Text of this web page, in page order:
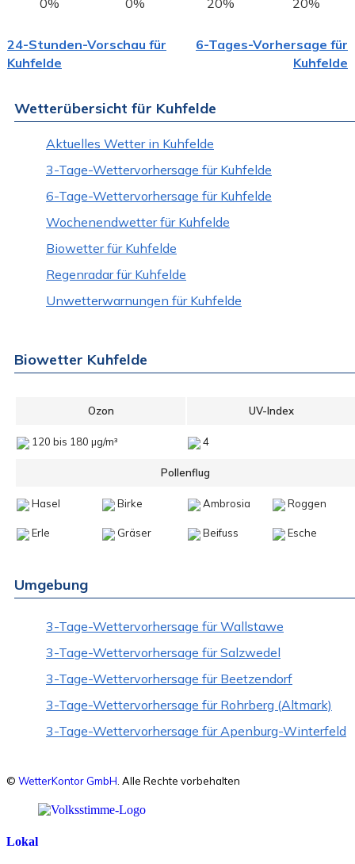
0% 0% 20% 20%
24-Stunden-Vorschau für
Kuhfelde
6-Tages-Vorhersage für
Kuhfelde
Wetterübersicht für Kuhfelde
Aktuelles Wetter in Kuhfelde
3-Tage-Wettervorhersage für Kuhfelde
6-Tage-Wettervorhersage für Kuhfelde
Wochenendwetter für Kuhfelde
Biowetter für Kuhfelde
Regenradar für Kuhfelde
Unwetterwarnungen für Kuhfelde
Biowetter Kuhfelde
Ozon UV-Index
120 bis 180 µg/m³ 4
Pollenflug
Hasel Birke Ambrosia Roggen
Erle Gräser Beifuss Esche
Umgebung
3-Tage-Wettervorhersage für Wallstawe
3-Tage-Wettervorhersage für Salzwedel
3-Tage-Wettervorhersage für Beetzendorf
3-Tage-Wettervorhersage für Rohrberg (Altmark)
3-Tage-Wettervorhersage für Apenburg-Winterfeld
© WetterKontor GmbH. Alle Rechte vorbehalten
Lokal